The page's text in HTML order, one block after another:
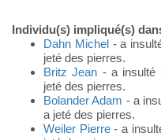
Individu(s) impliqué(s)
Dahn Michel - a
jeté des pierres.
Britz Jean - a insulté
jeté des pierres.
Bolander Adam - a
a jeté des pierres.
Weiler Pierre- a